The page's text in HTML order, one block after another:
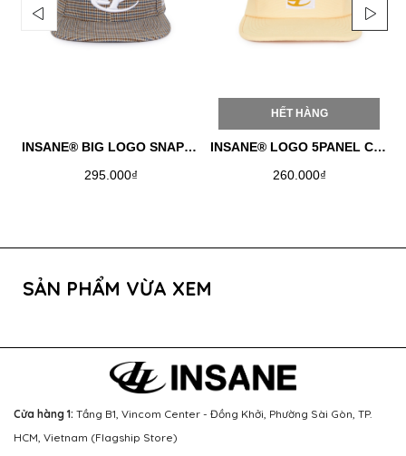
INSANE® BIG LOGO SNAPBACK
295.000₫
HẾT HÀNG
INSANE® LOGO 5PANEL CAP - LEMON CHIFFON
260.000₫
SẢN PHẨM VỪA XEM
Cửa hàng 1: Tầng B1, Vincom Center - Đồng Khởi, Phường Sài Gòn, TP.
HCM, Vietnam (Flagship Store)